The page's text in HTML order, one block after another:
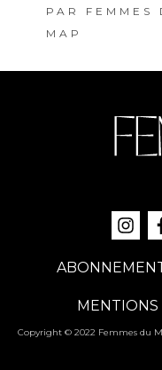
PAR FEMMES
MAP
MENTIONS
Copyright © 2022 Femmes du